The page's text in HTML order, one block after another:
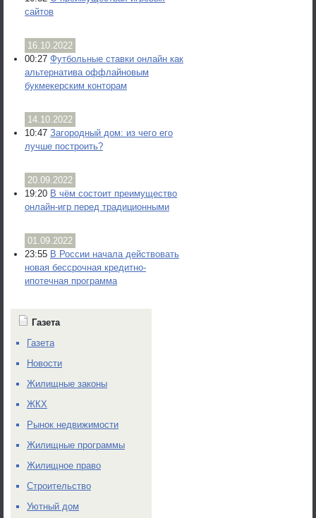
сайтов
16.10.2022
00:27 Футбольные ставки онлайн как
альтернатива оффлайновым
букмекерским конторам
14.10.2022
10:47 Загородный дом: из чего его
лучше построить?
20.09.2022
19:20 В чём состоит преимущество
онлайн-игр перед традиционными
01.09.2022
23:55 В России начала действовать
новая бессрочная кредитно-
ипотечная программа
Газета
Газета
Новости
Жилищные законы
ЖКХ
Рынок недвижимости
Жилищные программы
Жилищное право
Строительство
Уютный дом